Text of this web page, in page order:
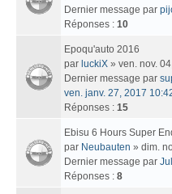
Dernier message par
Réponses : 10
Epoqu'auto 2016
par luckiX » ven. nov.
Dernier message par
ven. janv. 27, 2017
Réponses : 15
Ebisu 6 Hours Super
par Neubauten » dim.
Dernier message par
Réponses : 8